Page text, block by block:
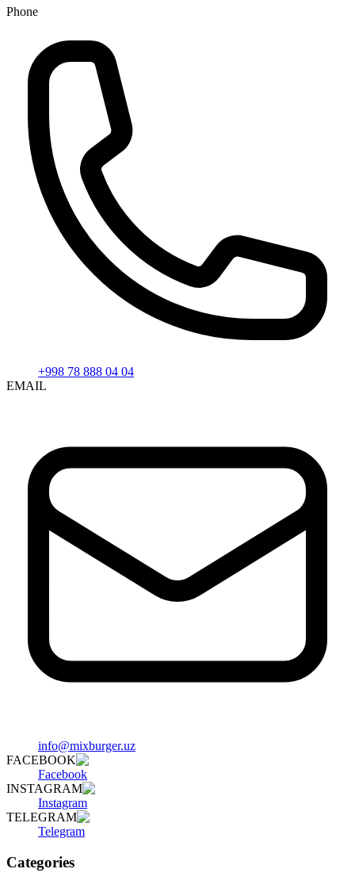
Phone
+998 78 888 04 04
EMAIL
info@mixburger.uz
FACEBOOK
Facebook
INSTAGRAM
Instagram
TELEGRAM
Telegram
Categories